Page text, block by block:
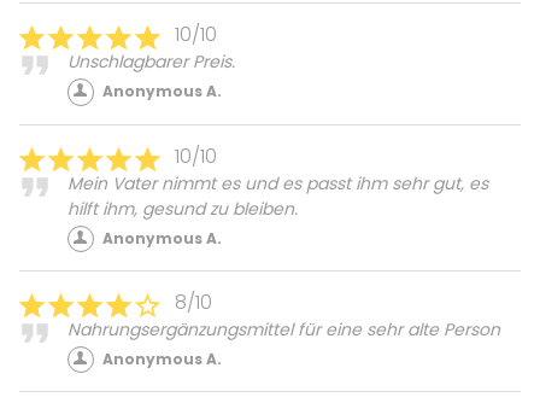
10/10
Unschlagbarer Preis.
Anonymous A.
10/10
Mein Vater nimmt es und es passt ihm sehr gut, es
hilft ihm, gesund zu bleiben.
Anonymous A.
8/10
Nahrungsergänzungsmittel für eine sehr alte Person
Anonymous A.